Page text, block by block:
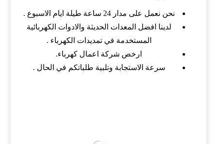
نحن نعمل على مدار 24 ساعة طيلة ايام الاسبوع .
لدينا افضل المعدات الحديثة والادوات الكهربائية
المستخدمة في تمديدات الكهرباء .
ارخص شركة اعمال كهرباء.
سرعة الاستجابة وتلبية طلباتكم في الحال .